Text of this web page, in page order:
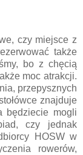
czy miejsce z
także
bo z chęcią
moc atrakcji.
przepysznych
znajduje
będziecie mogli
czy jednak
HOSW w
rowerów,